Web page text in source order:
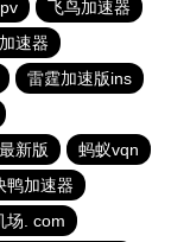
飞鸟加速器
速器
雷霆加速版ins
新版
蚂蚁vqn
鸭加速器
场. com